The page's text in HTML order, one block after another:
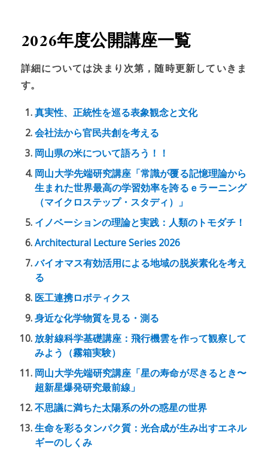
2026年度公開講座一覧
詳細については決まり次第，随時更新していきま
す。
真実性、正統性を巡る表象観念と文化
会社法から官民共創を考える
岡山県の米について語ろう！！
岡山大学先端研究講座「常識が覆る記憶理論から
生まれた世界最高の学習効率を誇るｅラーニング
（マイクロステップ・スタディ）」
イノベーションの理論と実践：人類のトモダチ！
Architectural Lecture Series 2026
バイオマス有効活用による地域の脱炭素化を考え
る
医工連携ロボティクス
身近な化学物質を見る・測る
放射線科学基礎講座：飛行機雲を作って観察して
みよう（霧箱実験）
岡山大学先端研究講座「星の寿命が尽きるとき〜
超新星爆発研究最前線」
不思議に満ちた太陽系の外の惑星の世界
生命を彩るタンパク質：光合成が生み出すエネル
ギーのしくみ